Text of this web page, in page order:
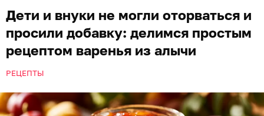
Дети и внуки не могли оторваться и
просили добавку: делимся простым
рецептом варенья из алычи
РЕЦЕПТЫ